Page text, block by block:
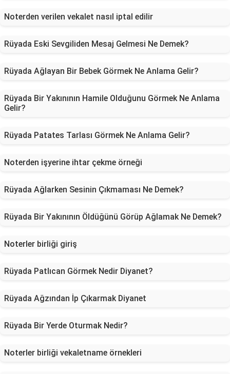
Noterden verilen vekalet nasıl iptal edilir
Rüyada Eski Sevgiliden Mesaj Gelmesi Ne Demek?
Rüyada Ağlayan Bir Bebek Görmek Ne Anlama Gelir?
Rüyada Bir Yakınının Hamile Olduğunu Görmek Ne Anlama
Gelir?
Rüyada Patates Tarlası Görmek Ne Anlama Gelir?
Noterden işyerine ihtar çekme örneği
Rüyada Ağlarken Sesinin Çıkmaması Ne Demek?
Rüyada Bir Yakınının Öldüğünü Görüp Ağlamak Ne Demek?
Noterler birliği giriş
Rüyada Patlıcan Görmek Nedir Diyanet?
Rüyada Ağzından İp Çıkarmak Diyanet
Rüyada Bir Yerde Oturmak Nedir?
Noterler birliği vekaletname örnekleri